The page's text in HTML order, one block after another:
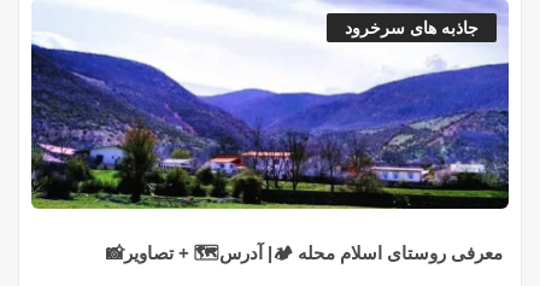
جاذبه های سرخرود
معرفی روستای اسلام محله 🏕️| آدرس🗺️ + تصاویر📸